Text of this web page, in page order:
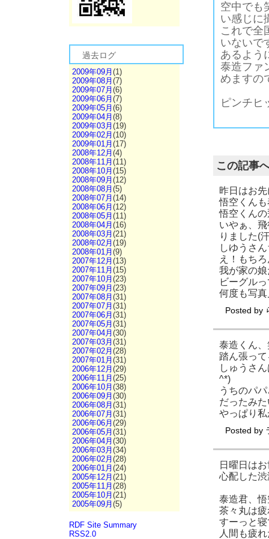
過去ログ
2009年09月 (1)
2009年08月 (7)
2009年07月 (6)
2009年06月 (7)
2009年05月 (6)
2009年04月 (8)
2009年03月 (19)
2009年02月 (10)
2009年01月 (17)
2008年12月 (4)
2008年11月 (11)
2008年10月 (15)
2008年09月 (12)
2008年08月 (5)
2008年07月 (14)
2008年06月 (12)
2008年05月 (11)
2008年04月 (16)
2008年03月 (21)
2008年02月 (19)
2008年01月 (9)
2007年12月 (13)
2007年11月 (15)
2007年10月 (23)
2007年09月 (23)
2007年08月 (31)
2007年07月 (31)
2007年06月 (31)
2007年05月 (31)
2007年04月 (30)
2007年03月 (31)
2007年02月 (28)
2007年01月 (31)
2006年12月 (29)
2006年11月 (25)
2006年10月 (38)
2006年09月 (30)
2006年08月 (31)
2006年07月 (31)
2006年06月 (29)
2006年05月 (31)
2006年04月 (30)
2006年03月 (34)
2006年02月 (28)
2006年01月 (24)
2005年12月 (21)
2005年11月 (28)
2005年10月 (21)
2005年09月 (5)
RDF Site Summary
RSS2.0
空中でも
い感じに
これで全
いないで
あるよう
泰造ファ
めますの
ピンチヒ
この記事
昨日はお
悟空くん
悟空くん
いやぁ、
りました(
しゆうさ
え！もち
我が家の
ビーグル
何度も写
Posted by
泰造くん
踏ん張っ
しゅうさ
^*)
うちのパ
だったみ
やっぱり
Posted by
日曜日は
心配した
泰造君、
茶々丸は
すーっと
人間も疲